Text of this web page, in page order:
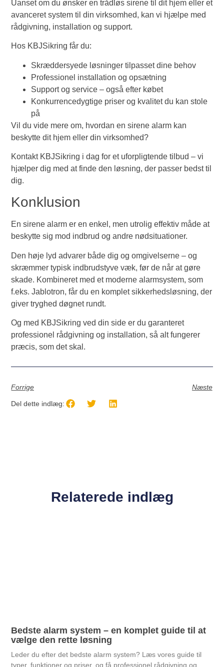
Uanset om du ønsker en trådløs sirene til dit hjem eller et
avanceret system til din virksomhed, kan vi hjælpe med
rådgivning, installation og support.
Hos KBJSikring får du:
Skræddersyede løsninger tilpasset dine behov
Professionel installation og opsætning
Support og service – også efter købet
Konkurrencedygtige priser og kvalitet du kan stole
på
Vil du vide mere om, hvordan en sirene alarm kan
beskytte dit hjem eller din virksomhed?
Kontakt KBJSikring i dag for et uforpligtende tilbud – vi
hjælper dig med at finde den løsning, der passer bedst til
dig.
Konklusion
En sirene alarm er en enkel, men utrolig effektiv måde at
beskytte sig mod indbrud og andre nødsituationer.
Den høje lyd advarer både dig og omgivelserne – og
skræmmer typisk indbrudstyve væk, før de når at gøre
skade. Kombineret med et moderne alarmsystem, som
f.eks. Jablotron, får du en komplet sikkerhedsløsning, der
giver tryghed døgnet rundt.
Og med KBJSikring ved din side er du garanteret
professionel rådgivning og installation, så alt fungerer
præcis, som det skal.
Forrige Næste
Del dette indlæg:
Relaterede indlæg
Bedste alarm system – en komplet guide til at
vælge den rette løsning
Leder du efter det bedste alarm system? Læs vores guide til
typer, funktioner og priser, og få professionel rådgivning og